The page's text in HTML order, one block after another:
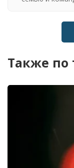
Также по